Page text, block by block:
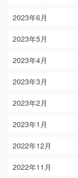
2023年6月
2023年5月
2023年4月
2023年3月
2023年2月
2023年1月
2022年12月
2022年11月